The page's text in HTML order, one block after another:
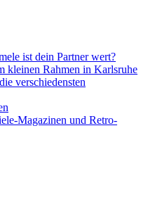
ist dein Partner wert?
kleinen Rahmen in Karlsruhe
verschiedensten
Magazinen und Retro-